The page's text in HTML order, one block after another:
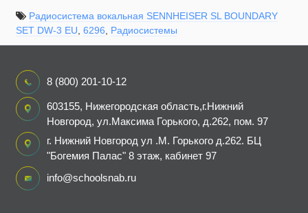
Радиосистема вокальная SENNHEISER SL BOUNDARY
SET DW-3 EU 6296 Радиосистемы
8 (800) 201-10-12
603155, Нижегородская область,г.Нижний
Новгород, ул.Максима Горького, д.262, пом. 97
г. Нижний Новгород ул .М. Горького д.262. БЦ
"Богемия Палас" 8 этаж, кабинет 97
info@schoolsnab.ru